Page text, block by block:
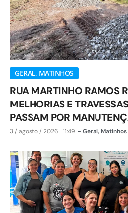
GERAL, MATINHOS
RUA MARTINHO RAMOS
MELHORIAS E
PASSAM POR
3 / agosto / 2026 11:49 - Geral, Matinhos